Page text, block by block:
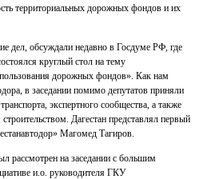
территориальных дорожных фондов и их
дел, обсуждали недавно в Госдуме РФ, где
круглый стол на тему
дорожных фондов». Как нам
в заседании помимо депутатов приняли
экспертного сообщества, а также
Дагестан представлял первый
Магомед Тагиров.
рассмотрен на заседании с большим
и.о. руководителя ГКУ